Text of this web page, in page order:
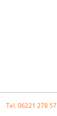
Tel. 06221 278 57